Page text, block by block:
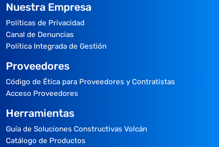
Nuestra Empresa
Políticas de Privacidad
Canal de Denuncias
Política Integrada de Gestión
Proveedores
Código de Ética para Proveedores y Contratistas
Acceso Proveedores
Herramientas
Guía de Soluciones Constructivas Volcán
Catálogo de Productos